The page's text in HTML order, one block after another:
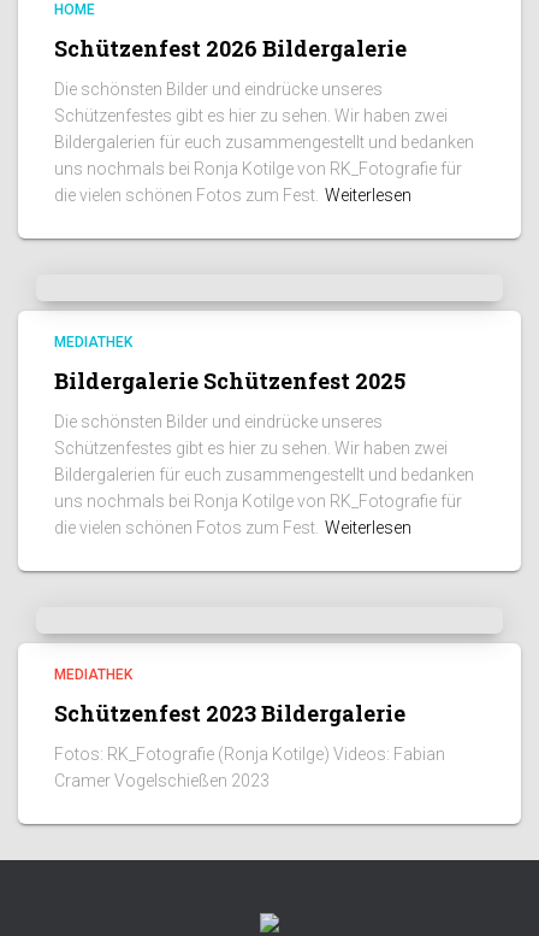
HOME
Schützenfest 2026 Bildergalerie
Die schönsten Bilder und eindrücke unseres
Schützenfestes gibt es hier zu sehen. Wir haben zwei
Bildergalerien für euch zusammengestellt und bedanken
uns nochmals bei Ronja Kotilge von RK_Fotografie für
die vielen schönen Fotos zum Fest. Weiterlesen
MEDIATHEK
Bildergalerie Schützenfest 2025
Die schönsten Bilder und eindrücke unseres
Schützenfestes gibt es hier zu sehen. Wir haben zwei
Bildergalerien für euch zusammengestellt und bedanken
uns nochmals bei Ronja Kotilge von RK_Fotografie für
die vielen schönen Fotos zum Fest. Weiterlesen
MEDIATHEK
Schützenfest 2023 Bildergalerie
Fotos: RK_Fotografie (Ronja Kotilge) Videos: Fabian
Cramer Vogelschießen 2023